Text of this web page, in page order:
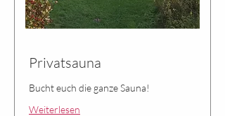
Privatsauna
Bucht euch die ganze Sauna!
Weiterlesen